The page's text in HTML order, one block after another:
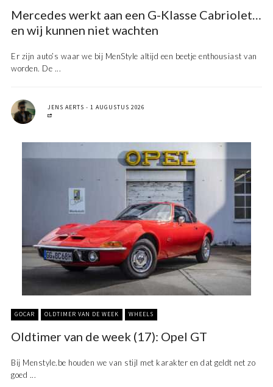
Mercedes werkt aan een G-Klasse Cabriolet…
en wij kunnen niet wachten
Er zijn auto’s waar we bij MenStyle altijd een beetje enthousiast van
worden. De ...
JENS AERTS 1 AUGUSTUS 2026
GOCAR OLDTIMER VAN DE WEEK WHEELS
Oldtimer van de week (17): Opel GT
Bij Menstyle.be houden we van stijl met karakter en dat geldt net zo
goed ...